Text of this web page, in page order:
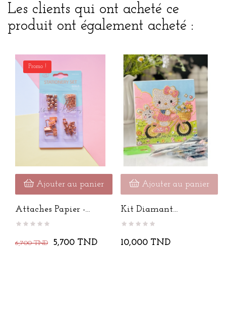
Les clients qui ont acheté ce
produit ont également acheté :
Promo !
Ajouter au panier
Attaches Papier -
Golden Rose
6,700 TND 5,700 TND
Ajouter au panier
Kit Diamant
20/20CM
10,000 TND